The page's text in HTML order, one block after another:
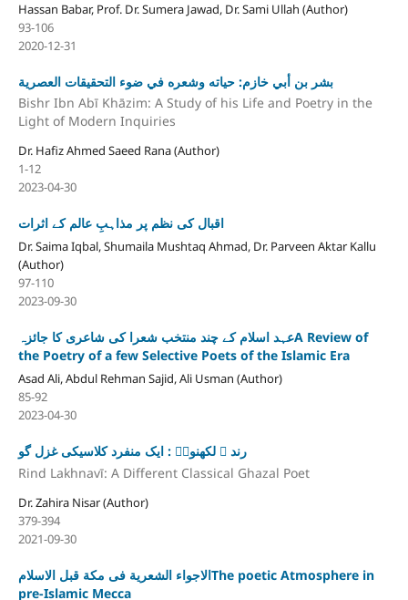
Hassan Babar, Prof. Dr. Sumera Jawad, Dr. Sami Ullah (Author)
93-106
2020-12-31
بشر بن أبي خازم: حياته وشعره في ضوء التحقيقات العصرية
Bishr Ibn Abī Khāzim: A Study of his Life and Poetry in the
Light of Modern Inquiries
Dr. Hafiz Ahmed Saeed Rana (Author)
1-12
2023-04-30
اقبال کی نظم پر مذاہبِ عالم کے اثرات
Dr. Saima Iqbal, Shumaila Mushtaq Ahmad, Dr. Parveen Aktar Kallu
(Author)
97-110
2023-09-30
عہد اسلام کے چند منتخب شعرا کی شاعری کا جائزہA Review of
the Poetry of a few Selective Poets of the Islamic Era
Asad Ali, Abdul Rehman Sajid, Ali Usman (Author)
85-92
2023-04-30
رند ؔ لکھنویؔ : ایک منفرد کلاسیکی غزل گو
Rind Lakhnavī: A Different Classical Ghazal Poet
Dr. Zahira Nisar (Author)
379-394
2021-09-30
الاجواء الشعریة فی مکة قبل الاسلامThe poetic Atmosphere in
pre-Islamic Mecca